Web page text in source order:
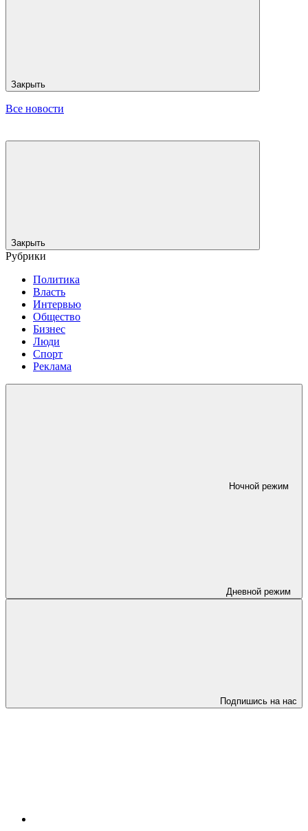
Закрыть
Все новости
Закрыть
Рубрики
Политика
Власть
Интервью
Общество
Бизнес
Люди
Спорт
Реклама
Ночной режим
Дневной режим
Подпишись на нас